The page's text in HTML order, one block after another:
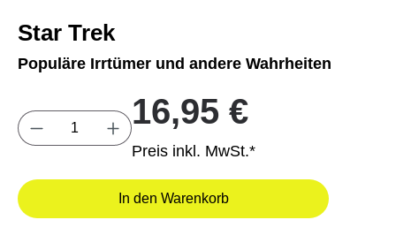
Star Trek
Populäre Irrtümer und andere Wahrheiten
Produkt Anzahl: Gib den gewünschten
16,95 €
Preis inkl. MwSt.*
In den Warenkorb